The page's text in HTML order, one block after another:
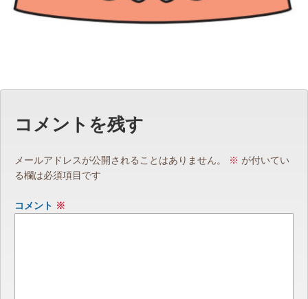
コメントを残す
メールアドレスが公開されることはありません。 ※ が付いてい
る欄は必須項目です
コメント ※